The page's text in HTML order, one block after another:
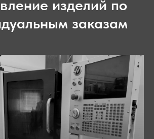
изделий по
заказам